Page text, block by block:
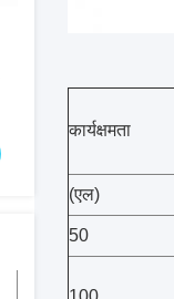
कार्यक्षमता
(एल)
50